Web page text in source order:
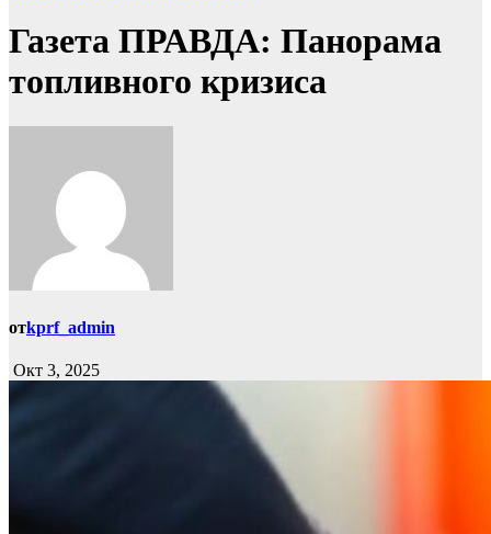
Газета ПРАВДА: Панорама
топливного кризиса
отkprf_admin
Окт 3, 2025